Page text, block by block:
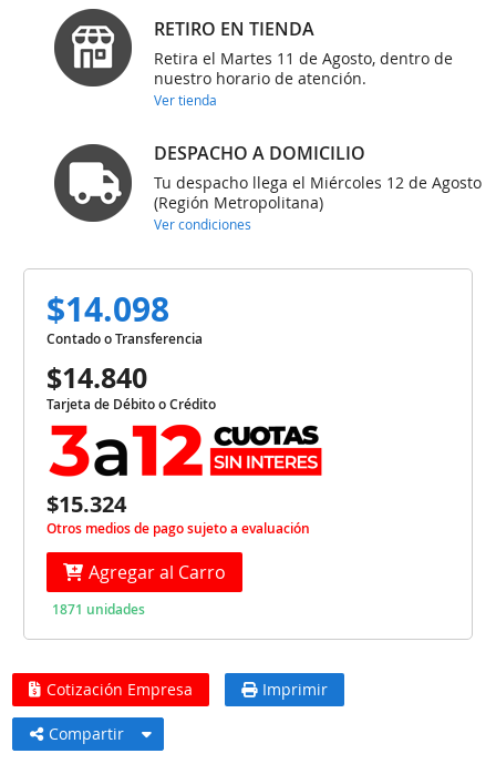
RETIRO EN TIENDA
Retira el Martes 11 de Agosto, dentro de
nuestro horario de atención.
Ver tienda
DESPACHO A DOMICILIO
Tu despacho llega el Miércoles 12 de Agosto
(Región Metropolitana)
Ver condiciones
$14.098
Contado o Transferencia
$14.840
Tarjeta de Débito o Crédito
$15.324
Otros medios de pago sujeto a evaluación
Agregar al Carro
1871 unidades
Cotización Empresa Imprimir
Compartir